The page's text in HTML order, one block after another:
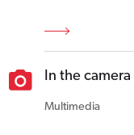
In the camera
Multimedia